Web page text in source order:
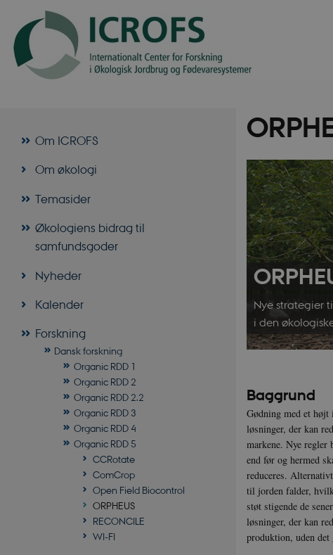
Om ICROFS
Om økologi
Temasider
Økologiens bidrag til
samfundsgoder
Nyheder
Kalender
Forskning
Dansk forskning
Organic RDD 1
Organic RDD 2
Organic RDD 2.2
Organic RDD 3
Organic RDD 4
Organic RDD 5
CCRotate
ComCrop
Open Field Biocontrol
ORPHEUS
RECONCILE
WI-FI
Nye strategier
i den
Baggrund
Gødning med et
løsninger, der kan
markene. Nye
end før og hermed
reduceres.
til jorden falder,
støt stigende de
løsninger, der kan
produktion, uden